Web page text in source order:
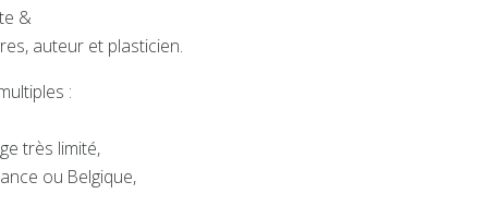
&
auteur et plasticien.
:
très limité,
ou Belgique,